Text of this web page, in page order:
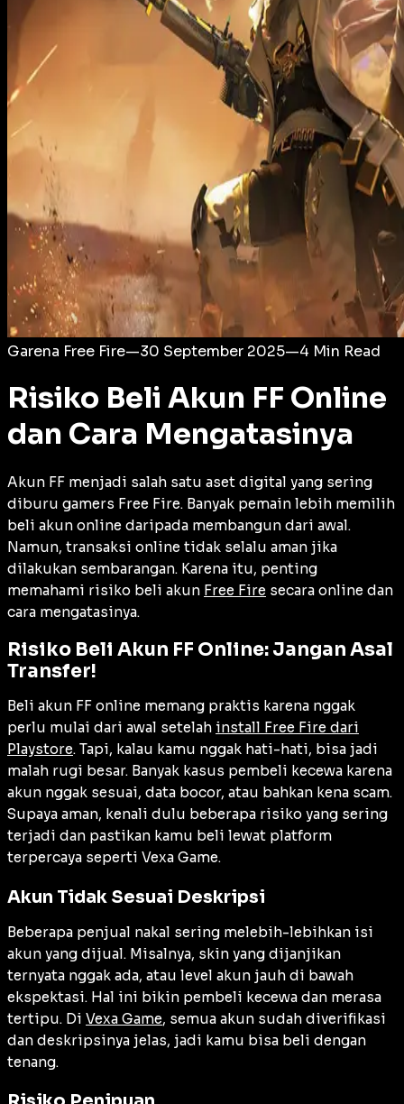
Garena Free Fire—30 September 2025—4 Min Read
Risiko Beli Akun FF Online
dan Cara Mengatasinya
Akun FF menjadi salah satu aset digital yang sering
diburu gamers Free Fire. Banyak pemain lebih memilih
beli akun online daripada membangun dari awal.
Namun, transaksi online tidak selalu aman jika
dilakukan sembarangan. Karena itu, penting
memahami risiko beli akun Free Fire secara online dan
cara mengatasinya.
Risiko Beli Akun FF Online: Jangan Asal
Transfer!
Beli akun FF online memang praktis karena nggak
perlu mulai dari awal setelah install Free Fire dari
Playstore. Tapi, kalau kamu nggak hati-hati, bisa jadi
malah rugi besar. Banyak kasus pembeli kecewa karena
akun nggak sesuai, data bocor, atau bahkan kena scam.
Supaya aman, kenali dulu beberapa risiko yang sering
terjadi dan pastikan kamu beli lewat platform
terpercaya seperti Vexa Game.
Akun Tidak Sesuai Deskripsi
Beberapa penjual nakal sering melebih-lebihkan isi
akun yang dijual. Misalnya, skin yang dijanjikan
ternyata nggak ada, atau level akun jauh di bawah
ekspektasi. Hal ini bikin pembeli kecewa dan merasa
tertipu. Di Vexa Game, semua akun sudah diverifikasi
dan deskripsinya jelas, jadi kamu bisa beli dengan
tenang.